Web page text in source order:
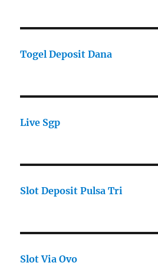
Togel Deposit Dana
Live Sgp
Slot Deposit Pulsa Tri
Slot Via Ovo